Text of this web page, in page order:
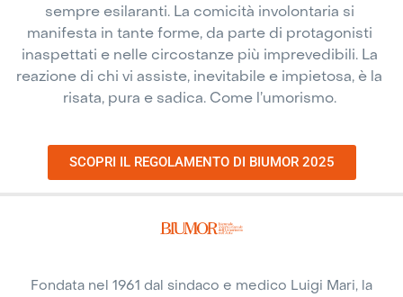
sempre esilaranti. La comicità involontaria si
manifesta in tante forme, da parte di protagonisti
inaspettati e nelle circostanze più imprevedibili. La
reazione di chi vi assiste, inevitabile e impietosa, è la
risata, pura e sadica. Come l’umorismo.
SCOPRI IL REGOLAMENTO DI BIUMOR 2025
Fondata nel 1961 dal sindaco e medico Luigi Mari, la